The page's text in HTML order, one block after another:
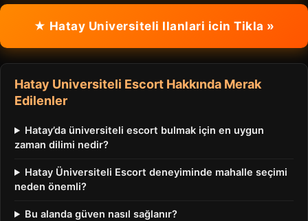
★ Hatay Universiteli Ilanlari icin Tikla »
Hatay Universiteli Escort Hakkında Merak
Edilenler
Hatay’da üniversiteli escort bulmak için en uygun
zaman dilimi nedir?
Hatay Üniversiteli Escort deneyiminde mahalle seçimi
neden önemli?
Bu alanda güven nasıl sağlanır?